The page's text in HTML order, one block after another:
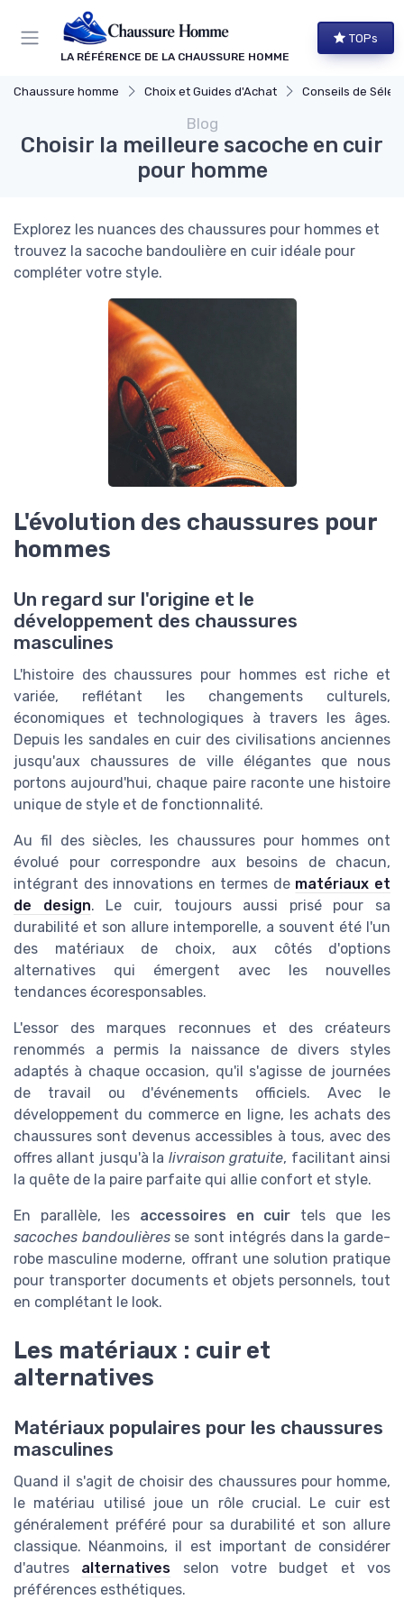
LA RÉFÉRENCE DE LA CHAUSSURE HOMME
TOPs
Chaussure homme Choix et Guides d'Achat Conseils de
Blog
Choisir la meilleure sacoche en cuir
pour homme
Explorez les nuances des chaussures pour hommes et
trouvez la sacoche bandoulière en cuir idéale pour
compléter votre style.
L'évolution des chaussures pour
hommes
Un regard sur l'origine et le
développement des chaussures
masculines
L'histoire des chaussures pour hommes est riche et
variée, reflétant les changements culturels,
économiques et technologiques à travers les âges.
Depuis les sandales en cuir des civilisations anciennes
jusqu'aux chaussures de ville élégantes que nous
portons aujourd'hui, chaque paire raconte une histoire
unique de style et de fonctionnalité.
Au fil des siècles, les chaussures pour hommes ont
évolué pour correspondre aux besoins de chacun,
intégrant des innovations en termes de matériaux et
de design. Le cuir, toujours aussi prisé pour sa
durabilité et son allure intemporelle, a souvent été l'un
des matériaux de choix, aux côtés d'options
alternatives qui émergent avec les nouvelles
tendances écoresponsables.
L'essor des marques reconnues et des créateurs
renommés a permis la naissance de divers styles
adaptés à chaque occasion, qu'il s'agisse de journées
de travail ou d'événements officiels. Avec le
développement du commerce en ligne, les achats des
chaussures sont devenus accessibles à tous, avec des
offres allant jusqu'à la livraison gratuite, facilitant ainsi
la quête de la paire parfaite qui allie confort et style.
En parallèle, les accessoires en cuir tels que les
sacoches bandoulièresse sont intégrés dans la garde-
robe masculine moderne, offrant une solution pratique
pour transporter documents et objets personnels, tout
en complétant le look.
Les matériaux : cuir et
alternatives
Matériaux populaires pour les chaussures
masculines
Quand il s'agit de choisir des chaussures pour homme,
le matériau utilisé joue un rôle crucial. Le cuir est
généralement préféré pour sa durabilité et son allure
classique. Néanmoins, il est important de considérer
d'autres alternatives selon votre budget et vos
préférences esthétiques.
Panneau de gestion des cookies